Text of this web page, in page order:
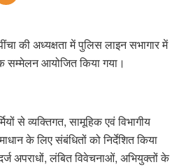
की अध्यक्षता में पुलिस लाइन सभागार में
सम्मेलन आयोजित किया गया।
से व्यक्तिगत, सामूहिक एवं विभागीय
के लिए संबंधितों को निर्देशित किया
अपराधों, लंबित विवेचनाओं, अभियुक्तों के